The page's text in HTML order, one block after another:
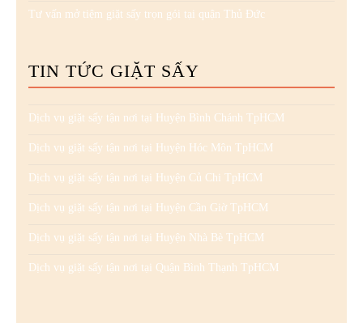
Tư vấn mở tiệm giặt sấy trọn gói tại quận Thủ Đức
TIN TỨC GIẶT SẤY
Dịch vụ giặt sấy tận nơi tại Huyện Bình Chánh TpHCM
Dịch vụ giặt sấy tận nơi tại Huyện Hóc Môn TpHCM
Dịch vụ giặt sấy tận nơi tại Huyện Củ Chi TpHCM
Dịch vụ giặt sấy tận nơi tại Huyện Cần Giờ TpHCM
Dịch vụ giặt sấy tận nơi tại Huyện Nhà Bè TpHCM
Dịch vụ giặt sấy tận nơi tại Quận Bình Thạnh TpHCM